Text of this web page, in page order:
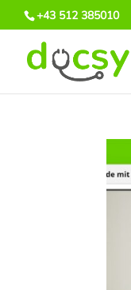
+43 512 385010